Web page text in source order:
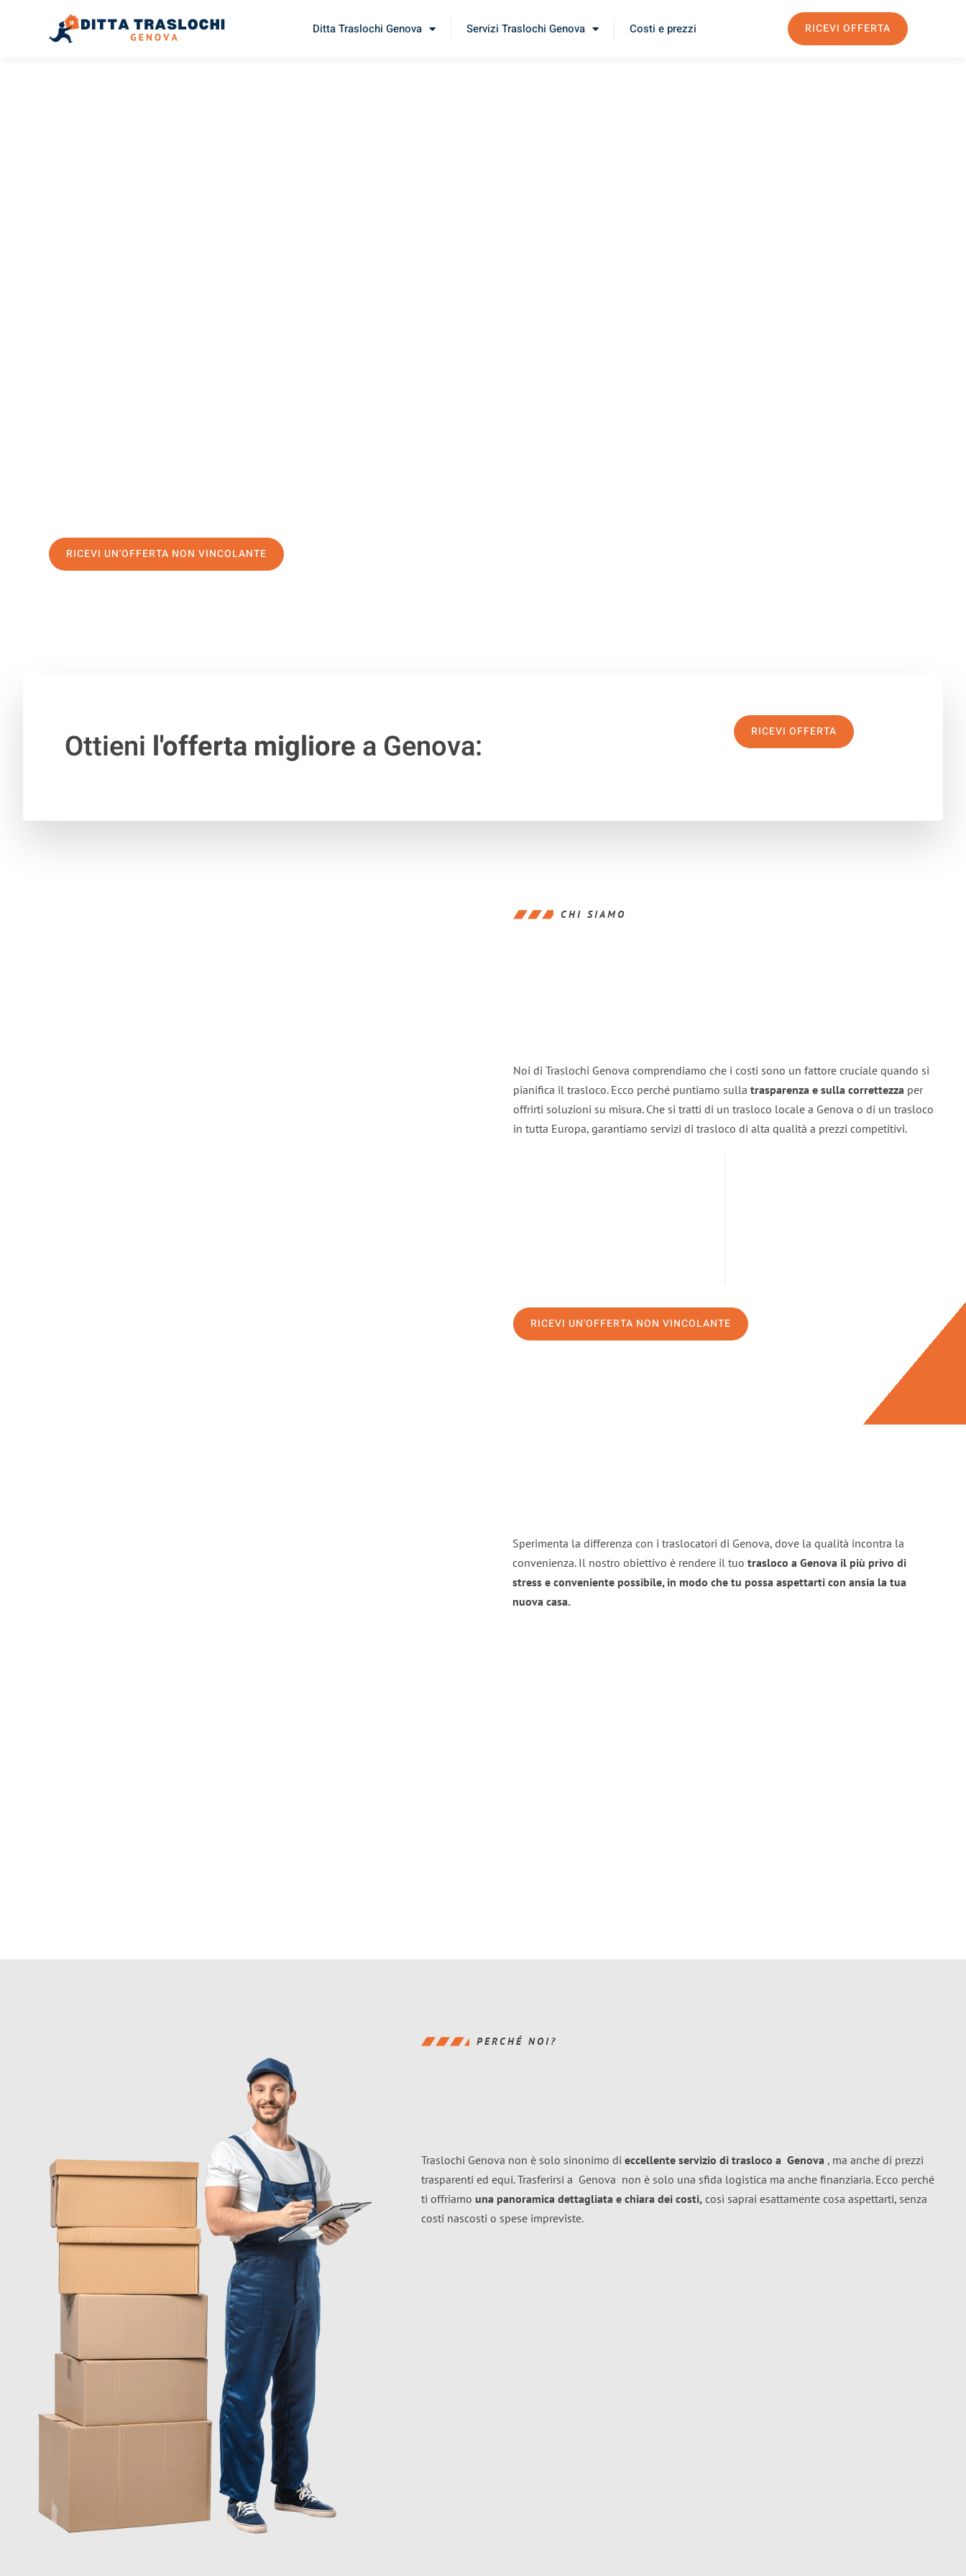
Ditta Traslochi Genova Servizi Traslochi Genova Costi e prezzi RICEVI OFFERTA
RICEVI UN'OFFERTA NON VINCOLANTE
Ottieni l'offerta migliorea Genova: RICEVI OFFERTA
CHI SIAMO
Noi di Traslochi Genova comprendiamo che i costi sono un fattore cruciale quando si
pianifica il trasloco. Ecco perché puntiamo sulla trasparenza e sulla correttezza per
offrirti soluzioni su misura. Che si tratti di un trasloco locale a Genova o di un trasloco
in tutta Europa, garantiamo servizi di trasloco di alta qualità a prezzi competitivi.
RICEVI UN'OFFERTA NON VINCOLANTE
Sperimenta la differenza con i traslocatori di Genova, dove la qualità incontra la
convenienza. Il nostro obiettivo è rendere il tuo trasloco a Genova il più privo di
stress e conveniente possibile, in modo che tu possa aspettarti con ansia la tua
nuova casa.
PERCHÉ NOI?
Traslochi Genova non è solo sinonimo di eccellente servizio di trasloco a Genova , ma anche di prezzi
trasparenti ed equi. Trasferirsi a Genova non è solo una sfida logistica ma anche finanziaria. Ecco perché
ti offriamo una panoramica dettagliata e chiara dei costi, così saprai esattamente cosa aspettarti, senza
costi nascosti o spese impreviste.